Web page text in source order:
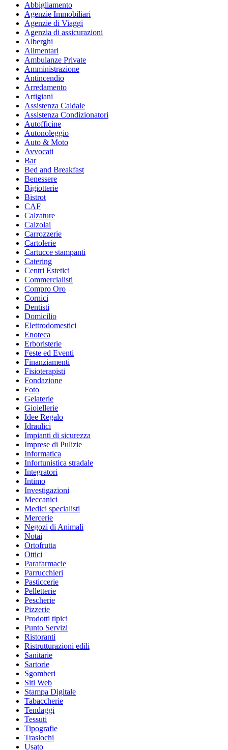
Abbigliamento
Agenzie Immobiliari
Agenzie di Viaggi
Agenzia di assicurazioni
Alberghi
Alimentari
Ambulanze Private
Amministrazione
Antincendio
Arredamento
Artigiani
Assistenza Caldaie
Assistenza Condizionatori
Autofficine
Autonoleggio
Auto & Moto
Avvocati
Bar
Bed and Breakfast
Benessere
Bigiotterie
Bistrot
CAF
Calzature
Calzolai
Carrozzerie
Cartolerie
Cartucce stampanti
Catering
Centri Estetici
Commercialisti
Compro Oro
Cornici
Dentisti
Domicilio
Elettrodomestici
Enoteca
Erboristerie
Feste ed Eventi
Finanziamenti
Fisioterapisti
Fondazione
Foto
Gelaterie
Gioiellerie
Idee Regalo
Idraulici
Impianti di sicurezza
Imprese di Pulizie
Informatica
Infortunistica stradale
Integratori
Intimo
Investigazioni
Meccanici
Medici specialisti
Mercerie
Negozi di Animali
Notai
Ortofrutta
Ottici
Parafarmacie
Parrucchieri
Pasticcerie
Pelletterie
Pescherie
Pizzerie
Prodotti tipici
Punto Servizi
Ristoranti
Ristrutturazioni edili
Sanitarie
Sartorie
Sgomberi
Siti Web
Stampa Digitale
Tabaccherie
Tendaggi
Tessuti
Tipografie
Traslochi
Usato